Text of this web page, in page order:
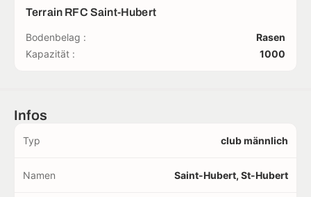
Terrain RFC Saint-Hubert
Bodenbelag :
Rasen
Kapazität :
1000
Infos
Typ club männlich
Namen Saint-Hubert, St-Hubert